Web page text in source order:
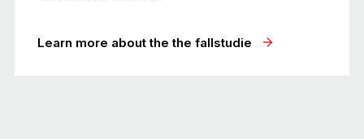
learn more about the the fallstudie